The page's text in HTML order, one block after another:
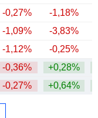
-0,27% -1,18%
-1,09% -3,83%
-1,12% -0,25%
-0,36% +0,28%
-0,27% +0,64%